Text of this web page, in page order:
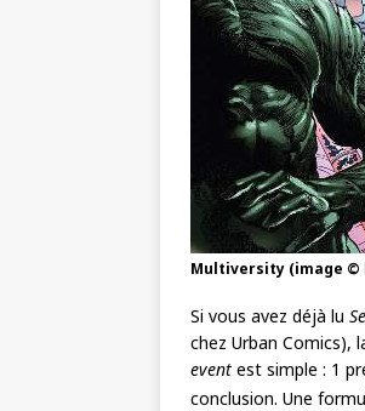
Multiversity (image ©
Si vous avez déjà lu
chez Urban Comics),
event est simple : 1
conclusion. Une